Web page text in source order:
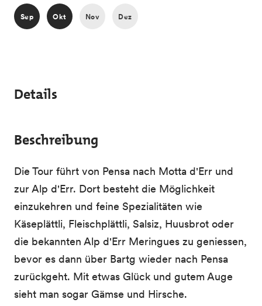
Sep Okt Nov Dez
Details
Beschreibung
Die Tour führt von Pensa nach Motta d'Err und
zur Alp d'Err. Dort besteht die Möglichkeit
einzukehren und feine Spezialitäten wie
Käseplättli, Fleischplättli, Salsiz, Huusbrot oder
die bekannten Alp d'Err Meringues zu geniessen,
bevor es dann über Bartg wieder nach Pensa
zurückgeht. Mit etwas Glück und gutem Auge
sieht man sogar Gämse und Hirsche.